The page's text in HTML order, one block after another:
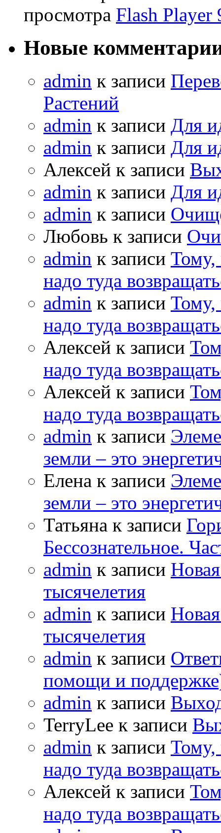
просмотра Flash Player
Новые
admin к записи
Растений
admin к записи Для
admin к записи Для
Алексей к записи
admin к записи Для
admin к записи
Любовь к записи
admin к записи Тому,
надо туда
admin к записи Тому,
надо туда
Алексей к записи
надо туда
Алексей к записи
надо туда
admin к записи
земли – это
Елена к записи
земли – это
Татьяна к записи
Бессознательное.
admin к записи
тысячелетия
admin к записи
тысячелетия
admin к записи
помощи и
admin к записи
TerryLee к записи
admin к записи Тому,
надо туда
Алексей к записи
надо туда